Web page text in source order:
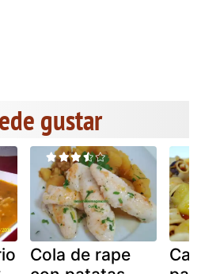
gustar
Cola de rape